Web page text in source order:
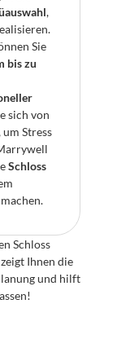
,
Sie
bis zu
um Stress
Schloss
Schloss
Ihnen die
und hilft